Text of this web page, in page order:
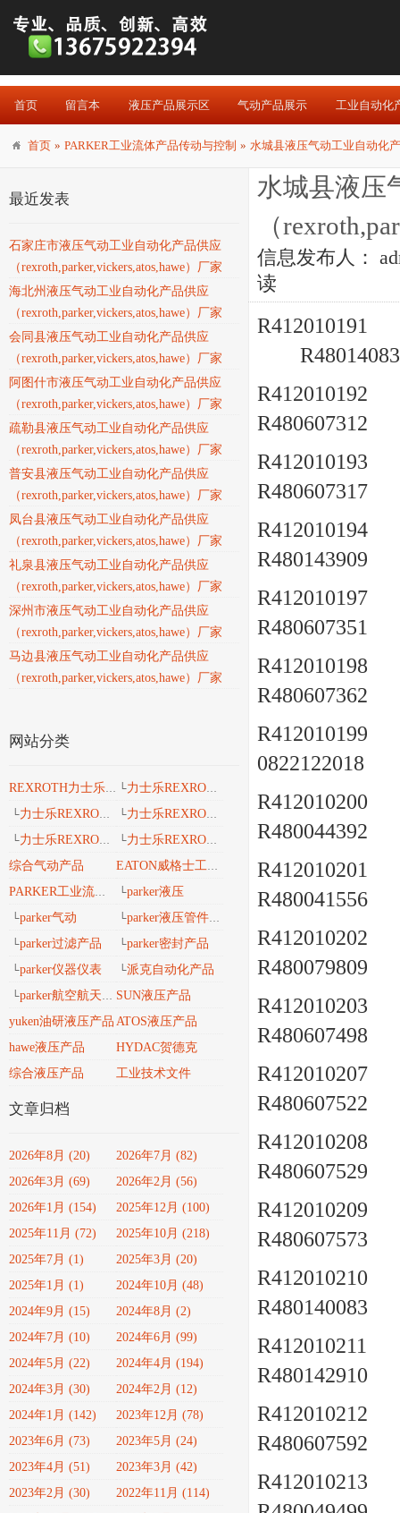
首页 留言本 液压产品展示区 气动产品展示 工业自动化
首页 » PARKER工业流体产品传动与控制 » 水城县液压气动工业自动化
最近发表
石家庄市液压气动工业自动化产品供应
（rexroth,parker,vickers,atos,hawe）厂家
海北州液压气动工业自动化产品供应
（rexroth,parker,vickers,atos,hawe）厂家
会同县液压气动工业自动化产品供应
（rexroth,parker,vickers,atos,hawe）厂家
阿图什市液压气动工业自动化产品供应
（rexroth,parker,vickers,atos,hawe）厂家
疏勒县液压气动工业自动化产品供应
（rexroth,parker,vickers,atos,hawe）厂家
普安县液压气动工业自动化产品供应
（rexroth,parker,vickers,atos,hawe）厂家
凤台县液压气动工业自动化产品供应
（rexroth,parker,vickers,atos,hawe）厂家
礼泉县液压气动工业自动化产品供应
（rexroth,parker,vickers,atos,hawe）厂家
深州市液压气动工业自动化产品供应
（rexroth,parker,vickers,atos,hawe）厂家
马边县液压气动工业自动化产品供应
（rexroth,parker,vickers,atos,hawe）厂家
网站分类
REXROTH力士乐工业产品 └力士乐REXROTH液压
└力士乐REXROTH工业导轨 └力士乐REXROTH 安沃驰气动
└力士乐REXROTH 工业密封维修包 └力士乐REXROTH工业自动化
综合气动产品
EATON威格士工业流体
PARKER工业流体产品传动与控制 └parker液压
└parker气动 └parker液压管件接头
└parker过滤产品 └parker密封产品
└parker仪器仪表 └派克自动化产品
└parker航空航天、轨道交通、风电能产品
SUN液压产品
yuken油研液压产品 ATOS液压产品
hawe液压产品
HYDAC贺德克
综合液压产品
工业技术文件
文章归档
2026年8月 (20)
2026年7月 (82)
2026年3月 (69)
2026年2月 (56)
2026年1月 (154)
2025年12月 (100)
2025年11月 (72)
2025年10月 (218)
2025年7月 (1)
2025年3月 (20)
2025年1月 (1)
2024年10月 (48)
2024年9月 (15)
2024年8月 (2)
2024年7月 (10)
2024年6月 (99)
2024年5月 (22)
2024年4月 (194)
2024年3月 (30)
2024年2月 (12)
2024年1月 (142)
2023年12月 (78)
2023年6月 (73)
2023年5月 (24)
2023年4月 (51)
2023年3月 (42)
2023年2月 (30)
2022年11月 (114)
水城县液压
（
信息发布人：
读
R412010191
R412010192
R480607312
R412010193
R480607317
R412010194
R480143909
R412010197
R480607351
R412010198
R480607362
R412010199
0822122018
R412010200
R480044392
R412010201
R480041556
R412010202
R480079809
R412010203
R480607498
R412010207
R480607522
R412010208
R480607529
R412010209
R480607573
R412010210
R480140083
R412010211
R480142910
R412010212
R480607592
R412010213